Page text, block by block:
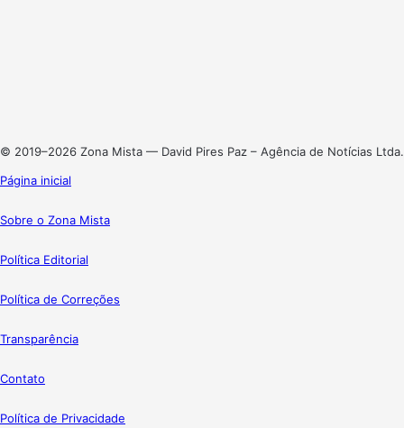
© 2019–2026 Zona Mista — David Pires Paz – Agência de Notícias Ltda.
Página inicial
Sobre o Zona Mista
Política Editorial
Política de Correções
Transparência
Contato
Política de Privacidade